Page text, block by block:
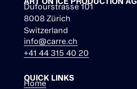
Dufourstrasse 101
8008 Zürich
Switzerland
info@carre.ch
+41 44 315 40 20
QUICK LINKS
Home